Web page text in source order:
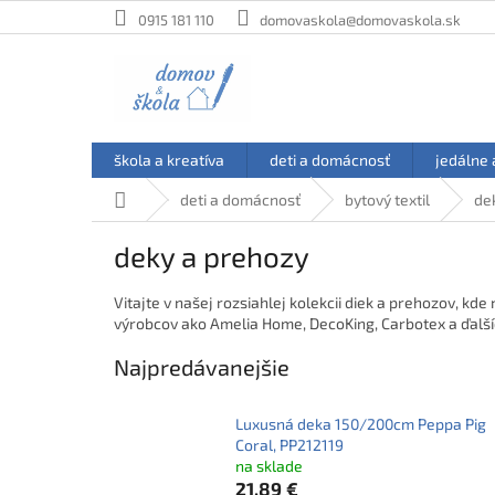
na
0915 181 110 domovaskola@domovaskola.sk
škola a kreatíva deti a domácnosť jedálne
Domovdeti a domácnosť bytový textil
deky a prehozy
Vitajte v našej rozsiahlej kolekcii diek a prehozov,
výrobcov ako Amelia Home, DecoKing, Carbotex a
Najpredávanejšie
Luxusná deka 150/200cm Peppa Pig
Coral, PP212119
na sklade
21,89 €